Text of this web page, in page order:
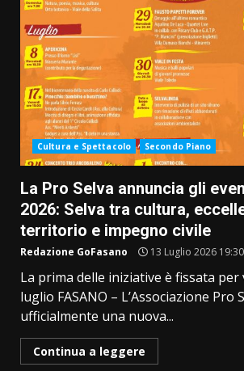
Cultura e Spettacolo Secondo Piano
La Pro Selva annuncia gli
2026: Selva tra cultura,
territorio e impegno civile
Redazione GoFasano 13 Luglio 2026 19:30
La prima delle iniziative è fissata per
luglio FASANO – L’Associazione Pro
ufficialmente una nuova...
Continua a leggere